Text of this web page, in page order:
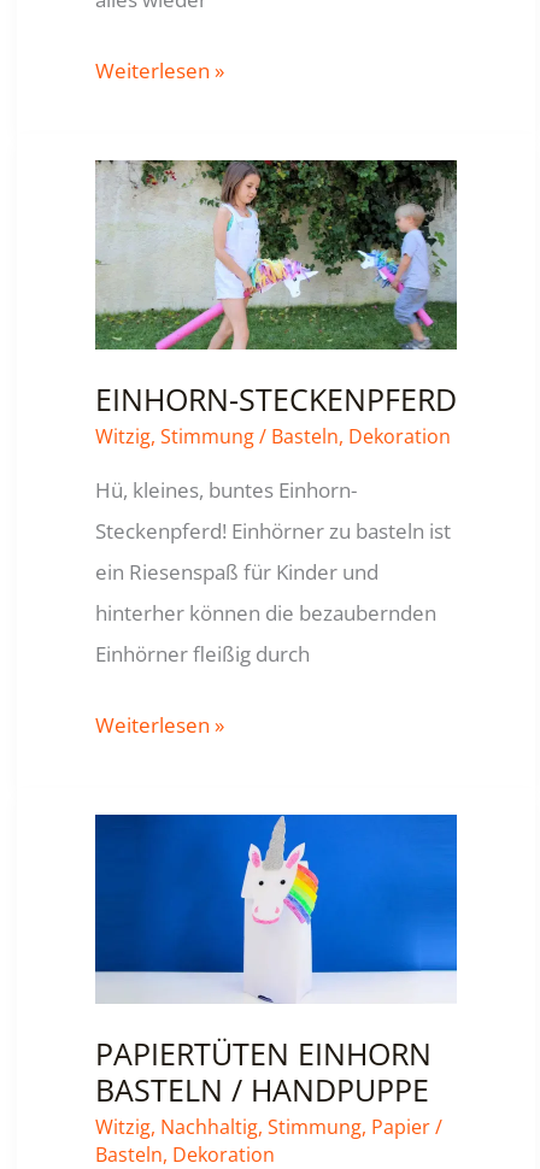
Papier
Weiterlesen »
EINHORN-STECKENPFERD
Witzig, Stimmung/ Basteln, Dekoration
Hü, kleines, buntes Einhorn-
Steckenpferd! Einhörner zu basteln ist
ein Riesenspaß für Kinder und
hinterher können die bezaubernden
Einhörner fleißig durch
EINHORN-
Weiterlesen »
PAPIERTÜTEN EINHORN
BASTELN / HANDPUPPE
Witzig, Nachhaltig, Stimmung, Papier/
Basteln, Dekoration